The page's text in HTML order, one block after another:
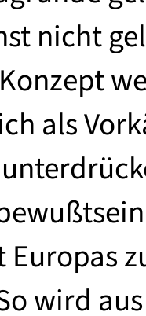
nicht
als
Europas
wird